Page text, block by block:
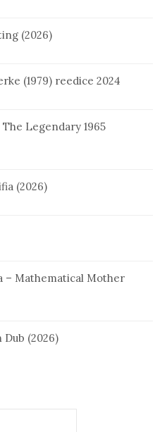
(2026)
(1979) reedice 2024
Legendary 1965
(2026)
– Mathematical Mother
Dub (2026)